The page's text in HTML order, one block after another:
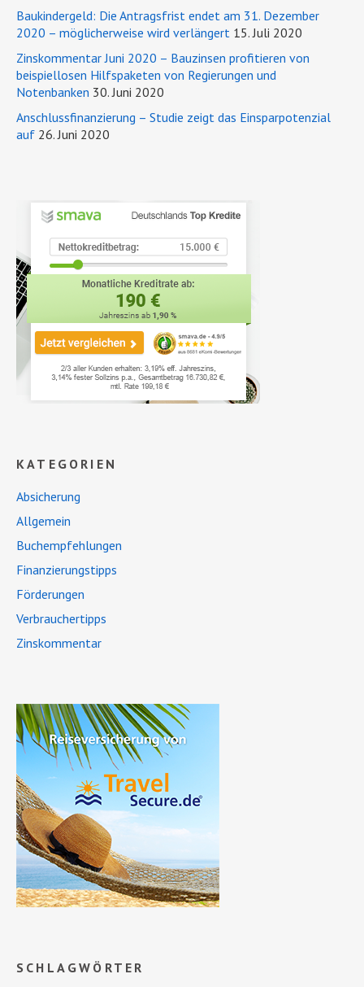
Baukindergeld: Die Antragsfrist endet am 31. Dezember
2020 – möglicherweise wird verlängert 15. Juli 2020
Zinskommentar Juni 2020 – Bauzinsen profitieren von
beispiellosen Hilfspaketen von Regierungen und
Notenbanken 30. Juni 2020
Anschlussfinanzierung – Studie zeigt das Einsparpotenzial
auf 26. Juni 2020
KATEGORIEN
Absicherung
Allgemein
Buchempfehlungen
Finanzierungstipps
Förderungen
Verbrauchertipps
Zinskommentar
SCHLAGWÖRTER